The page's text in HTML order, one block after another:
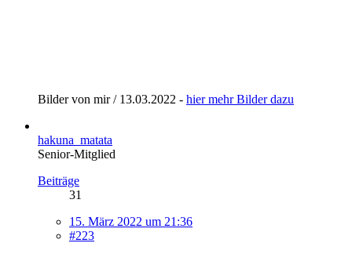
Bilder von mir / 13.03.2022 - hier mehr Bilder dazu
hakuna_matata
Senior-Mitglied
Beiträge
31
15. März 2022 um 21:36
#223